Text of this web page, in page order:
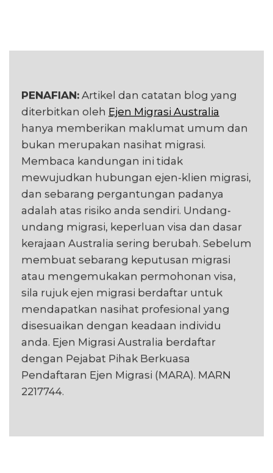
PENAFIAN: Artikel dan catatan blog yang
diterbitkan oleh Ejen Migrasi Australia
hanya memberikan maklumat umum dan
bukan merupakan nasihat migrasi.
Membaca kandungan ini tidak
mewujudkan hubungan ejen-klien migrasi,
dan sebarang pergantungan padanya
adalah atas risiko anda sendiri. Undang-
undang migrasi, keperluan visa dan dasar
kerajaan Australia sering berubah. Sebelum
membuat sebarang keputusan migrasi
atau mengemukakan permohonan visa,
sila rujuk ejen migrasi berdaftar untuk
mendapatkan nasihat profesional yang
disesuaikan dengan keadaan individu
anda. Ejen Migrasi Australia berdaftar
dengan Pejabat Pihak Berkuasa
Pendaftaran Ejen Migrasi (MARA). MARN
2217744.